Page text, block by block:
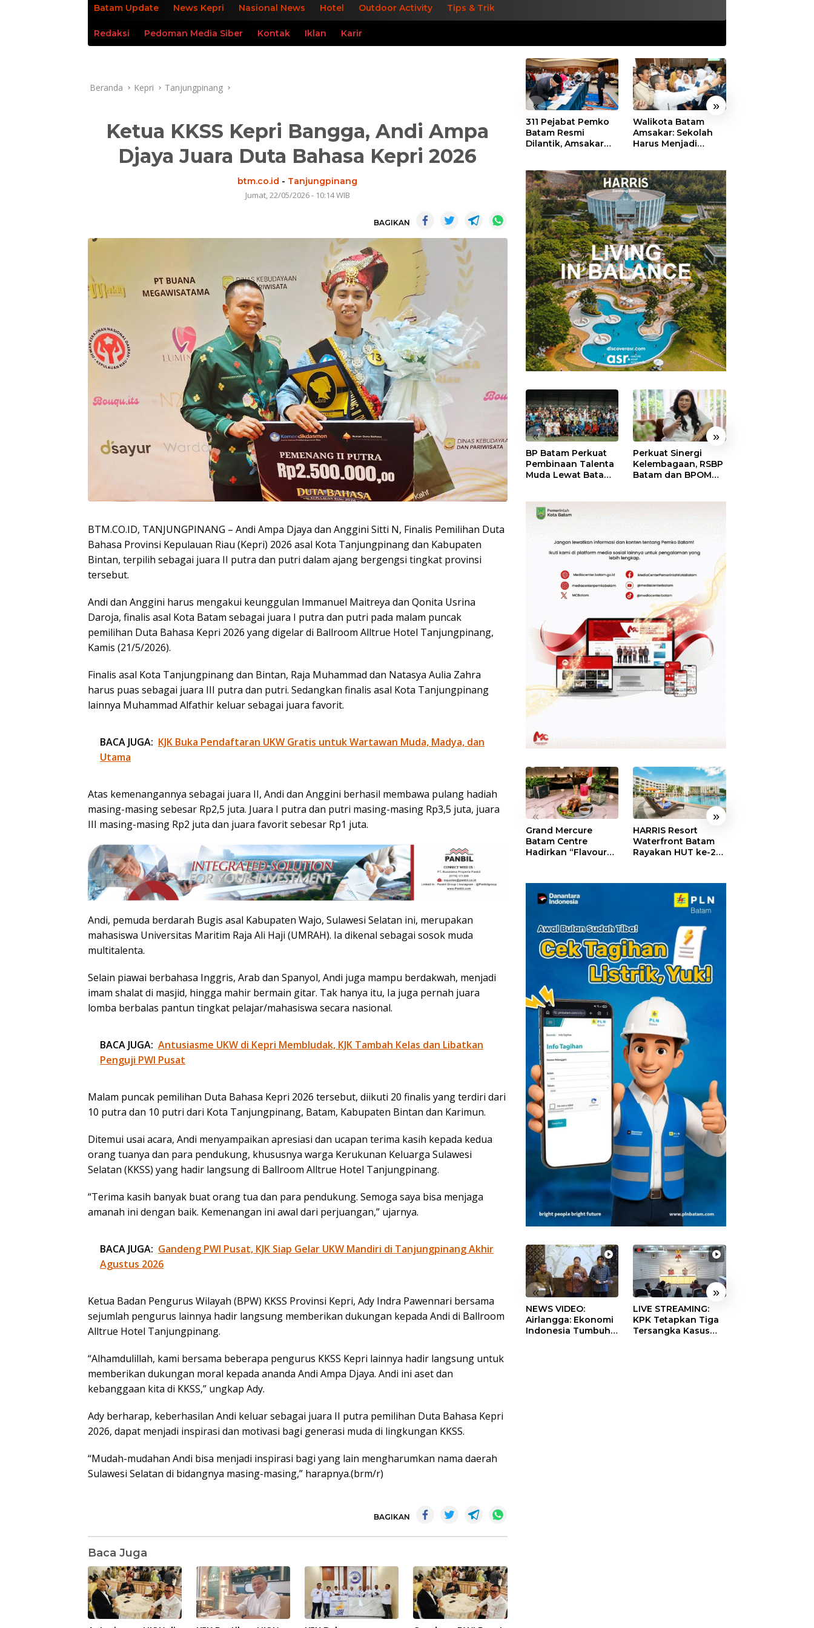
Batam Update News Kepri Nasional News Hotel Outdoor Activity Tips & Trik
Redaksi Pedoman Media Siber Kontak Iklan Karir
Beranda Kepri Tanjungpinang
Ketua KKSS Kepri Bangga, Andi Ampa
Djaya Juara Duta Bahasa Kepri 2026
btm.co.id - Tanjungpinang
Jumat, 22/05/2026 - 10:14 WIB
BAGIKAN
BTM.CO.ID, TANJUNGPINANG – Andi Ampa Djaya dan Anggini Sitti N, Finalis Pemilihan Duta
Bahasa Provinsi Kepulauan Riau (Kepri) 2026 asal Kota Tanjungpinang dan Kabupaten
Bintan, terpilih sebagai juara II putra dan putri dalam ajang bergengsi tingkat provinsi
tersebut.
Andi dan Anggini harus mengakui keunggulan Immanuel Maitreya dan Qonita Usrina
Daroja, finalis asal Kota Batam sebagai juara I putra dan putri pada malam puncak
pemilihan Duta Bahasa Kepri 2026 yang digelar di Ballroom Alltrue Hotel Tanjungpinang,
Kamis (21/5/2026).
Finalis asal Kota Tanjungpinang dan Bintan, Raja Muhammad dan Natasya Aulia Zahra
harus puas sebagai juara III putra dan putri. Sedangkan finalis asal Kota Tanjungpinang
lainnya Muhammad Alfathir keluar sebagai juara favorit.
BACA JUGA: KJK Buka Pendaftaran UKW Gratis untuk Wartawan Muda, Madya, dan
Utama
Atas kemenangannya sebagai juara II, Andi dan Anggini berhasil membawa pulang hadiah
masing-masing sebesar Rp2,5 juta. Juara I putra dan putri masing-masing Rp3,5 juta, juara
III masing-masing Rp2 juta dan juara favorit sebesar Rp1 juta.
Andi, pemuda berdarah Bugis asal Kabupaten Wajo, Sulawesi Selatan ini, merupakan
mahasiswa Universitas Maritim Raja Ali Haji (UMRAH). Ia dikenal sebagai sosok muda
multitalenta.
Selain piawai berbahasa Inggris, Arab dan Spanyol, Andi juga mampu berdakwah, menjadi
imam shalat di masjid, hingga mahir bermain gitar. Tak hanya itu, Ia juga pernah juara
lomba berbalas pantun tingkat pelajar/mahasiswa secara nasional.
BACA JUGA: Antusiasme UKW di Kepri Membludak, KJK Tambah Kelas dan Libatkan
Penguji PWI Pusat
Malam puncak pemilihan Duta Bahasa Kepri 2026 tersebut, diikuti 20 finalis yang terdiri dari
10 putra dan 10 putri dari Kota Tanjungpinang, Batam, Kabupaten Bintan dan Karimun.
Ditemui usai acara, Andi menyampaikan apresiasi dan ucapan terima kasih kepada kedua
orang tuanya dan para pendukung, khususnya warga Kerukunan Keluarga Sulawesi
Selatan (KKSS) yang hadir langsung di Ballroom Alltrue Hotel Tanjungpinang.
“Terima kasih banyak buat orang tua dan para pendukung. Semoga saya bisa menjaga
amanah ini dengan baik. Kemenangan ini awal dari perjuangan,” ujarnya.
BACA JUGA: Gandeng PWI Pusat, KJK Siap Gelar UKW Mandiri di Tanjungpinang Akhir
Agustus 2026
Ketua Badan Pengurus Wilayah (BPW) KKSS Provinsi Kepri, Ady Indra Pawennari bersama
sejumlah pengurus lainnya hadir langsung memberikan dukungan kepada Andi di Ballroom
Alltrue Hotel Tanjungpinang.
“Alhamdulillah, kami bersama beberapa pengurus KKSS Kepri lainnya hadir langsung untuk
memberikan dukungan moral kepada ananda Andi Ampa Djaya. Andi ini aset dan
kebanggaan kita di KKSS,” ungkap Ady.
Ady berharap, keberhasilan Andi keluar sebagai juara II putra pemilihan Duta Bahasa Kepri
2026, dapat menjadi inspirasi dan motivasi bagi generasi muda di lingkungan KKSS.
“Mudah-mudahan Andi bisa menjadi inspirasi bagi yang lain mengharumkan nama daerah
Sulawesi Selatan di bidangnya masing-masing,” harapnya.(brm/r)
BAGIKAN
Baca Juga
« »
311 Pejabat Pemko
Batam Resmi
Dilantik, Amsakar
Walikota Batam
Amsakar: Sekolah
Harus Menjadi
dan Berprestasi
« »
BP Batam Perkuat
Pembinaan Talenta
Muda Lewat Batam
Festival 2026
Perkuat Sinergi
Kelembagaan, RSBP
Batam dan BPOM
Obat Aman
« »
Grand Mercure
Batam Centre
Hadirkan “Flavours
dengan Cita Rasa
Kuliner Indonesia
HARRIS Resort
Waterfront Batam
Rayakan HUT ke-24,
24%
« »
NEWS VIDEO:
Airlangga: Ekonomi
Indonesia Tumbuh
LIVE STREAMING:
KPK Tetapkan Tiga
Tersangka Kasus